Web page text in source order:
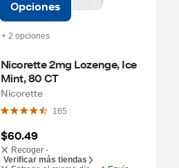
+ 2 opciones
Opciones
Nicorette 2mg Lozenge, Ice
Mint, 80 CT
Nicorette
165
$60.49
Recoger -
Verificar más tiendas